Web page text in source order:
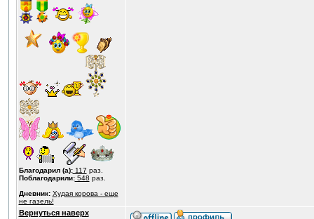
Благодарил (а):117 раз.
Поблагодарили:548 раз.
Дневник: Худая корова - еще
не газель!
Вернуться наверх